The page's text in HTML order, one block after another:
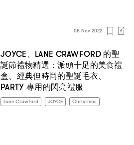
08 Nov 2022
JOYCE LANE CRAWFORD 的聖
誕節禮物精選 ：派頭十足的美食禮
盒、經典但時尚的聖誕毛衣、
PARTY 專用的閃亮禮服
Lane Crawford JOYCE Christmas